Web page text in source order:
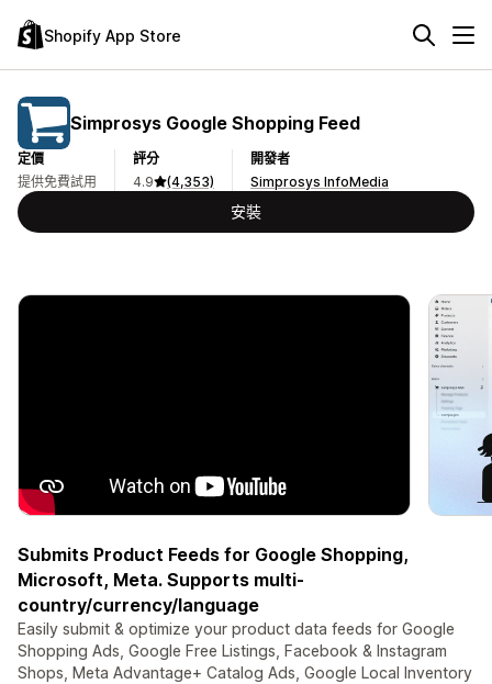
Shopify App Store
Simprosys Google Shopping Feed
定價
提供免費試用
評分
4.9
(4,353)
開發者
Simprosys InfoMedia
安裝
Submits Product Feeds for Google Shopping,
Microsoft, Meta. Supports multi-
country/currency/language
Easily submit & optimize your product data feeds for Google
Shopping Ads, Google Free Listings, Facebook & Instagram
Shops, Meta Advantage+ Catalog Ads, Google Local Inventory